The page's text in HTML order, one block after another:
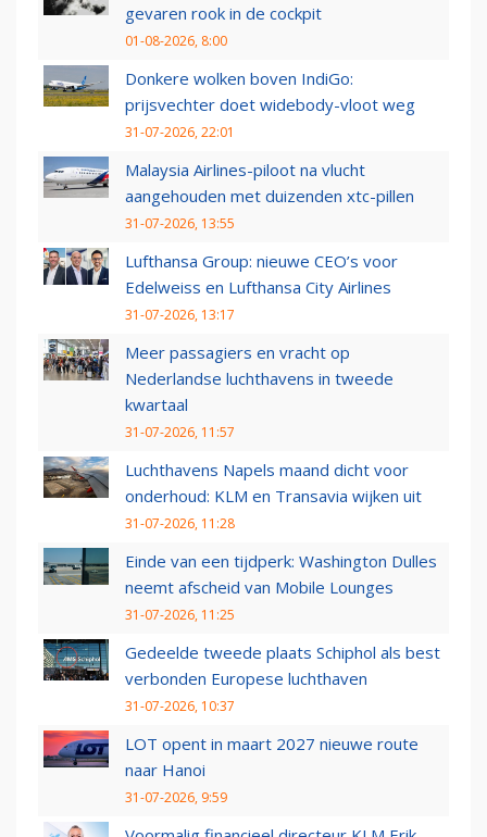
gevaren rook in de cockpit
01-08-2026, 8:00
Donkere wolken boven IndiGo:
prijsvechter doet widebody-vloot weg
31-07-2026, 22:01
Malaysia Airlines-piloot na vlucht
aangehouden met duizenden xtc-pillen
31-07-2026, 13:55
Lufthansa Group: nieuwe CEO’s voor
Edelweiss en Lufthansa City Airlines
31-07-2026, 13:17
Meer passagiers en vracht op
Nederlandse luchthavens in tweede
kwartaal
31-07-2026, 11:57
Luchthavens Napels maand dicht voor
onderhoud: KLM en Transavia wijken uit
31-07-2026, 11:28
Einde van een tijdperk: Washington Dulles
neemt afscheid van Mobile Lounges
31-07-2026, 11:25
Gedeelde tweede plaats Schiphol als best
verbonden Europese luchthaven
31-07-2026, 10:37
LOT opent in maart 2027 nieuwe route
naar Hanoi
31-07-2026, 9:59